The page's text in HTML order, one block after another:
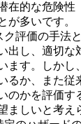
在的な危険性
が多いです。
評価の手法
出し、適切な
ます。しかし
るか、また従
のかを評価す
ましいと考え